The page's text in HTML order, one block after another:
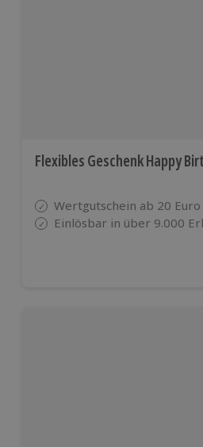
Flexibles Geschenk Happy
Wertgutschein ab 20
Einlösbar in über 9.000